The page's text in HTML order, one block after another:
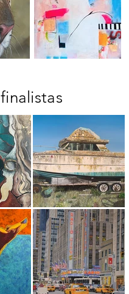
finalistas